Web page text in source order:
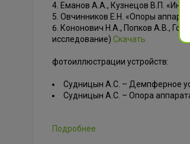
Еманов А.А., Кузнецов В.П.
Овчинников Е.Н. «Опоры
Кононович Н.А., Попков А.В.,
исследование)Скачать
фотоиллюстрации устройств:
Судницын А.С. – Демпферное
Судницын А.С. – Опора
Подробнее